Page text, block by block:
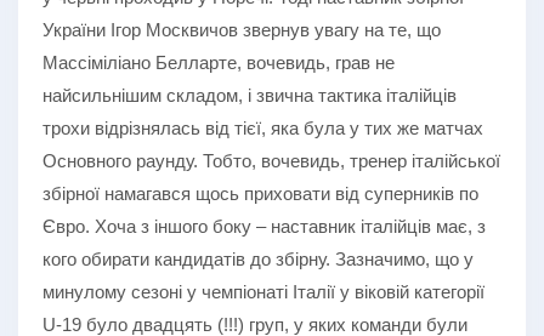
України Ігор Москвичов звернув увагу на те, що
Массіміліано Белларте, вочевидь, грав не
найсильнішим складом, і звична тактика італійців
трохи відрізнялась від тієї, яка була у тих же матчах
Основного раунду. Тобто, вочевидь, тренер італійської
збірної намагався щось приховати від суперників по
Євро. Хоча з іншого боку – наставник італійців має, з
кого обирати кандидатів до збірну. Зазначимо, що у
минулому сезоні у чемпіонаті Італії у віковій категорії
U-19 було двадцять (!!!) груп, у яких команди були